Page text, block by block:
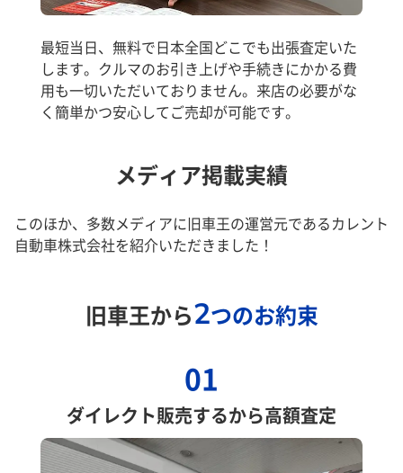
最短当日、無料で日本全国どこでも出張査定いた
します。クルマのお引き上げや手続きにかかる費
用も一切いただいておりません。来店の必要がな
く簡単かつ安心してご売却が可能です。
メディア掲載実績
このほか、多数メディアに旧車王の運営元であるカレント
自動車株式会社を紹介いただきました！
旧車王から2つのお約束
01
ダイレクト販売するから高額査定